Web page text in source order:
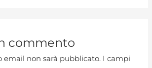
commento
email non sarà pubblicato. I campi